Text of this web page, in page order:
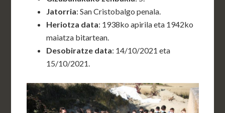
Jatorria: San Cristobalgo penala.
Heriotza data: 1938ko apirila eta 1942ko
maiatza bitartean.
Desobiratze data: 14/10/2021 eta
15/10/2021.